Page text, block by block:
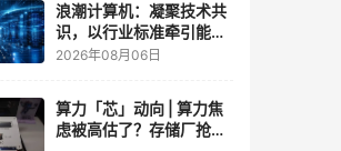
浪潮计算机：凝聚技术共
识，以行业标准牵引能力
跃升
2026年08月06日
算力「芯」动向 | 算力焦
虑被高估了？存储厂抢了